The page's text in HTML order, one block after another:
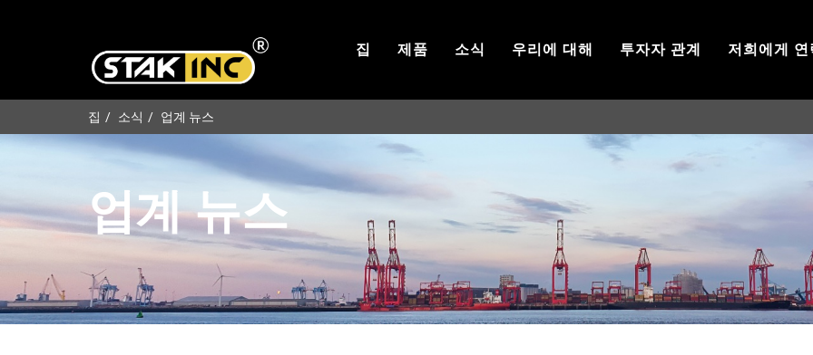
집 제품 소식 우리에 대해 투자자 관계 저희에게
집 소식 업계 뉴스
업계 뉴스